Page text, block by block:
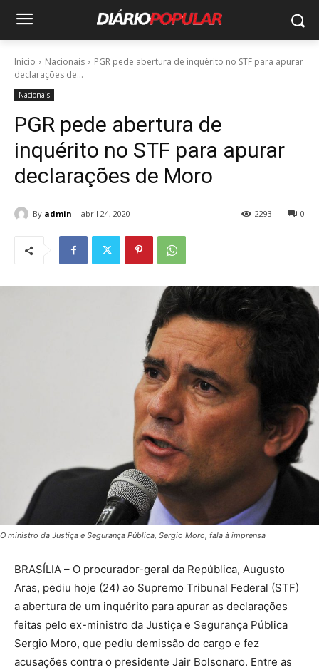
Início Nacionais
PGR pede abertura de inquérito no STF para apurar
declarações de...
Nacionais
PGR pede abertura de
inquérito no STF para apurar
declarações de Moro
By admin abril 24, 2020 0
2293
O ministro da Justiça e Segurança Pública, Sergio Moro, fala à imprensa
BRASÍLIA – O procurador-geral da República, Augusto
Aras, pediu hoje (24) ao Supremo Tribunal Federal (STF)
a abertura de um inquérito para apurar as declarações
feitas pelo ex-ministro da Justiça e Segurança Pública
Sergio Moro, que pediu demissão do cargo e fez
acusações contra o presidente Jair Bolsonaro. Entre as